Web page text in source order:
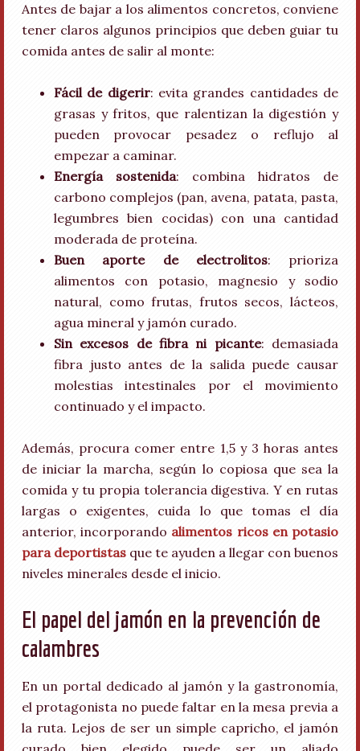
Antes de bajar a los alimentos concretos, conviene
tener claros algunos principios que deben guiar tu
comida antes de salir al monte:
Fácil de digerir: evita grandes cantidades de
grasas y fritos, que ralentizan la digestión y
pueden provocar pesadez o reflujo al
empezar a caminar.
Energía sostenida: combina hidratos de
carbono complejos (pan, avena, patata, pasta,
legumbres bien cocidas) con una cantidad
moderada de proteína.
Buen aporte de electrolitos: prioriza
alimentos con potasio, magnesio y sodio
natural, como frutas, frutos secos, lácteos,
agua mineral y jamón curado.
Sin excesos de fibra ni picante: demasiada
fibra justo antes de la salida puede causar
molestias intestinales por el movimiento
continuado y el impacto.
Además, procura comer entre 1,5 y 3 horas antes
de iniciar la marcha, según lo copiosa que sea la
comida y tu propia tolerancia digestiva. Y en rutas
largas o exigentes, cuida lo que tomas el día
anterior, incorporando alimentos ricos en potasio
para deportistasque te ayuden a llegar con buenos
niveles minerales desde el inicio.
El papel del jamón en la prevención de
calambres
En un portal dedicado al jamón y la gastronomía,
el protagonista no puede faltar en la mesa previa a
la ruta. Lejos de ser un simple capricho, el jamón